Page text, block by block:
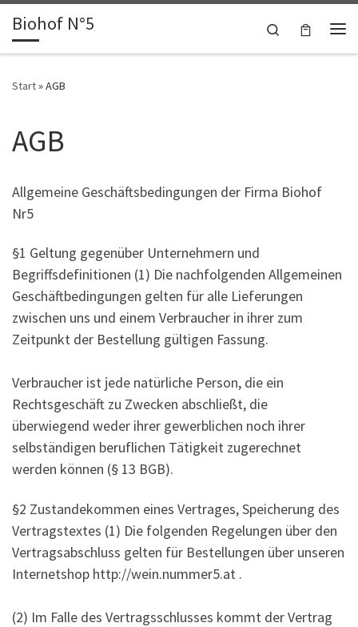
Zum Inhalt springen
Biohof N°5
Search
Start»AGB
AGB
Allgemeine Geschäftsbedingungen der Firma Biohof
Nr5
§1 Geltung gegenüber Unternehmern und
Begriffsdefinitionen (1) Die nachfolgenden Allgemeinen
Geschäftbedingungen gelten für alle Lieferungen
zwischen uns und einem Verbraucher in ihrer zum
Zeitpunkt der Bestellung gültigen Fassung.
Verbraucher ist jede natürliche Person, die ein
Rechtsgeschäft zu Zwecken abschließt, die
überwiegend weder ihrer gewerblichen noch ihrer
selbständigen beruflichen Tätigkeit zugerechnet
werden können (§ 13 BGB).
§2 Zustandekommen eines Vertrages, Speicherung des
Vertragstextes (1) Die folgenden Regelungen über den
Vertragsabschluss gelten für Bestellungen über unseren
Internetshop http://wein.nummer5.at .
(2) Im Falle des Vertragsschlusses kommt der Vertrag